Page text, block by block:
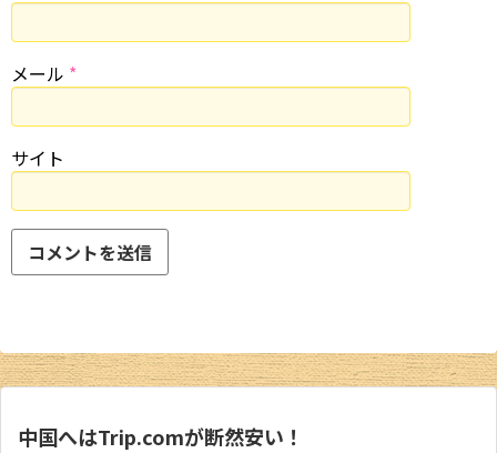
メール *
サイト
中国へはTrip.comが断然安い！